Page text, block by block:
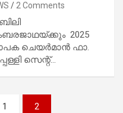
2 Comments
2025
ചെയര്‍മാന്‍ ഫാ.
സെന്റ്…
1 2